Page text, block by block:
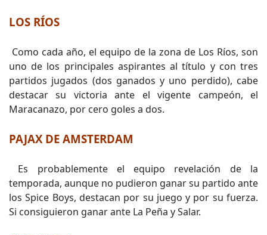
LOS RÍOS
Como cada año, el equipo de la zona de Los Ríos, son
uno de los principales aspirantes al título y con tres
partidos jugados (dos ganados y uno perdido), cabe
destacar su victoria ante el vigente campeón, el
Maracanazo, por cero goles a dos.
PAJAX DE AMSTERDAM
Es probablemente el equipo revelación de la
temporada, aunque no pudieron ganar su partido ante
los Spice Boys, destacan por su juego y por su fuerza.
Si consiguieron ganar ante La Peña y Salar.